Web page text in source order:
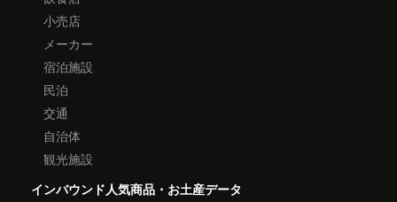
小売店
メーカー
宿泊施設
民泊
交通
自治体
観光施設
インバウンド人気商品・お土産データ